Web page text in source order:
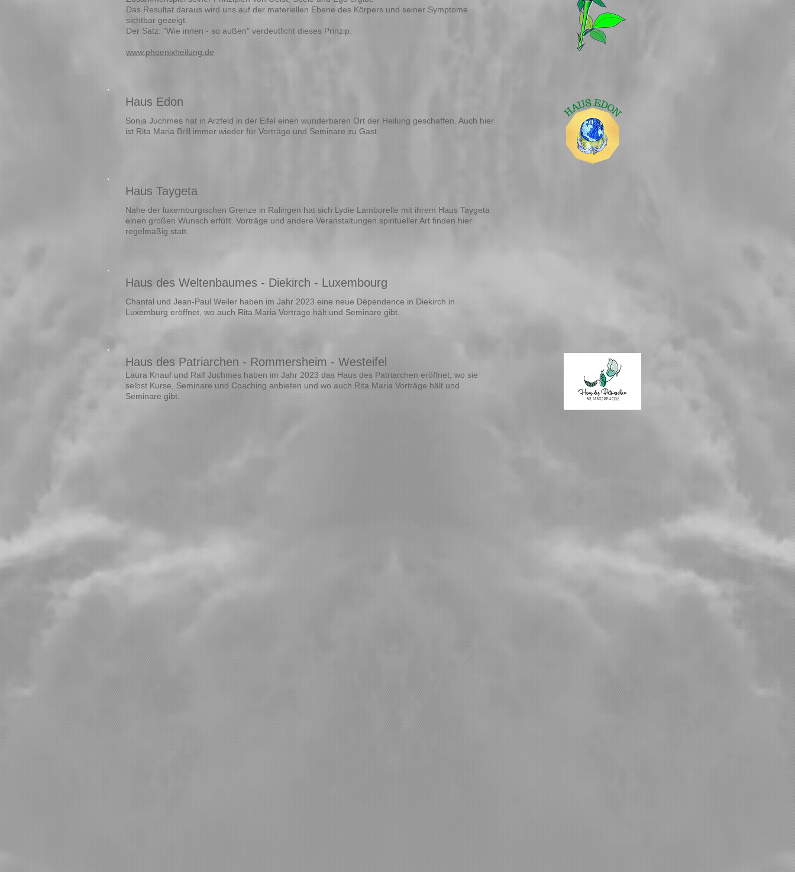
Das Resultat daraus wird uns auf der materiellen Ebene des Körpers und seiner Symptome
sichtbar gezeigt.
Der Satz: "Wie innen - so außen" verdeutlicht dieses Prinzip.
www.phoenixheilung.de
Haus Edon
Sonja Juchmes hat in Arzfeld in der Eifel einen wunderbaren Ort der Heilung geschaffen. Auch hier
ist Rita Maria Brill immer wieder für Vorträge und Seminare zu Gast.
Haus Taygeta
Nahe der luxemburgischen Grenze in Ralingen hat sich Lydie Lamborelle mit ihrem Haus Taygeta
einen großen Wunsch erfüllt. Vorträge und andere Veranstaltungen spiritueller Art finden hier
regelmäßig statt.
Haus des Weltenbaumes - Diekirch - Luxembourg
Chantal und Jean-Paul Weiler haben im Jahr 2023 eine neue Dépendence in Diekirch in
Luxemburg eröffnet, wo auch Rita Maria Vorträge hält und Seminare gibt.
Haus des Patriarchen - Rommersheim - Westeifel
Laura Knauf und Ralf Juchmes haben im Jahr 2023 das Haus des Patriarchen eröffnet, wo sie
selbst Kurse, Seminare und Coaching anbieten und wo auch Rita Maria Vorträge hält und
Seminare gibt.